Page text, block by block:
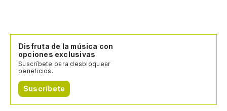
Disfruta de la música con
opciones exclusivas
Suscríbete para desbloquear
beneficios.
Suscríbete